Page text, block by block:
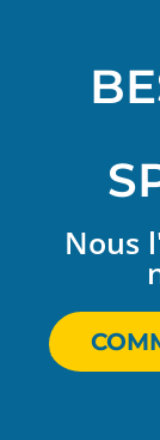
Nous